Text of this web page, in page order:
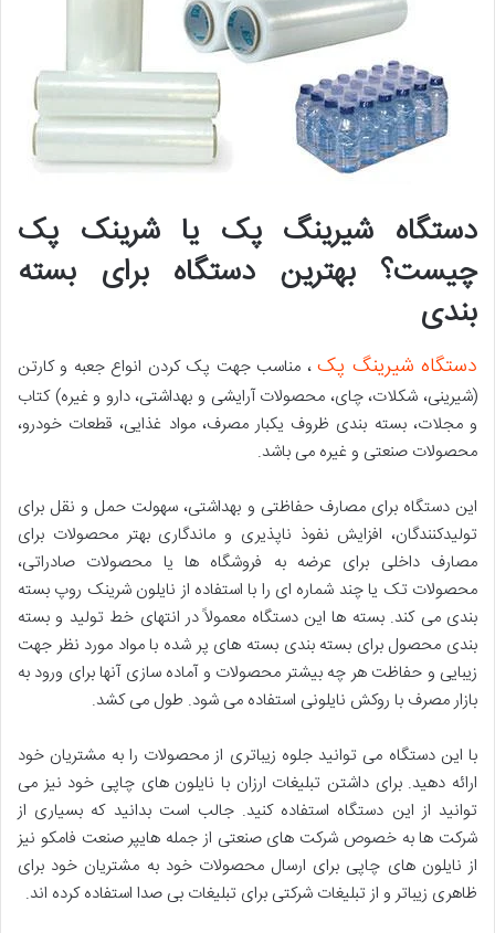
دستگاه شیرینگ پک یا شرینک پک
چیست؟ بهترین دستگاه برای بسته
بندی
دستگاه شیرینگ پک، مناسب جهت پک کردن انواع جعبه و کارتن
(شیرینی، شکلات، چای، محصولات آرایشی و بهداشتی، دارو و غیره) کتاب
و مجلات، بسته بندی ظروف یکبار مصرف، مواد غذایی، قطعات خودرو،
محصولات صنعتی و غیره می باشد.
این دستگاه برای مصارف حفاظتی و بهداشتی، سهولت حمل و نقل برای
تولیدکنندگان، افزایش نفوذ ناپذیری و ماندگاری بهتر محصولات برای
مصارف داخلی برای عرضه به فروشگاه ها یا محصولات صادراتی،
محصولات تک یا چند شماره ای را با استفاده از نایلون شرینک روپ بسته
بندی می کند. بسته ها این دستگاه معمولاً در انتهای خط تولید و بسته
بندی محصول برای بسته بندی بسته های پر شده با مواد مورد نظر جهت
زیبایی و حفاظت هر چه بیشتر محصولات و آماده سازی آنها برای ورود به
بازار مصرف با روکش نایلونی استفاده می شود. طول می کشد.
با این دستگاه می توانید جلوه زیباتری از محصولات را به مشتریان خود
ارائه دهید. برای داشتن تبلیغات ارزان با نایلون های چاپی خود نیز می
توانید از این دستگاه استفاده کنید. جالب است بدانید که بسیاری از
شرکت ها به خصوص شرکت های صنعتی از جمله هایپر صنعت فامکو نیز
از نایلون های چاپی برای ارسال محصولات خود به مشتریان خود برای
ظاهری زیباتر و از تبلیغات شرکتی برای تبلیغات بی صدا استفاده کرده اند.